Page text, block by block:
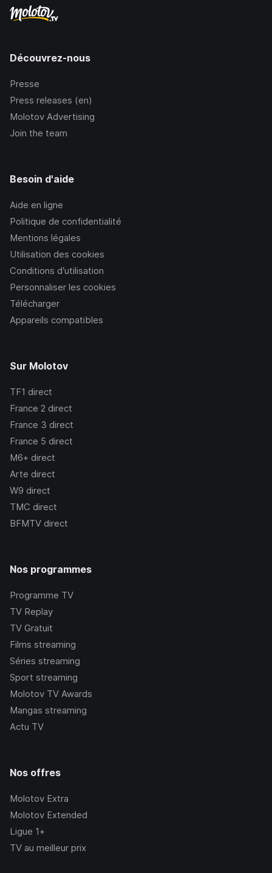
Découvrez-nous
Presse
Press releases (en)
Molotov Advertising
Join the team
Besoin d'aide
Aide en ligne
Politique de confidentialité
Mentions légales
Utilisation des cookies
Conditions d’utilisation
Personnaliser les cookies
Télécharger
Appareils compatibles
Sur Molotov
TF1 direct
France 2 direct
France 3 direct
France 5 direct
M6+ direct
Arte direct
W9 direct
TMC direct
BFMTV direct
Nos programmes
Programme TV
TV Replay
TV Gratuit
Films streaming
Séries streaming
Sport streaming
Molotov TV Awards
Mangas streaming
Actu TV
Nos offres
Molotov Extra
Molotov Extended
Ligue 1+
TV au meilleur prix